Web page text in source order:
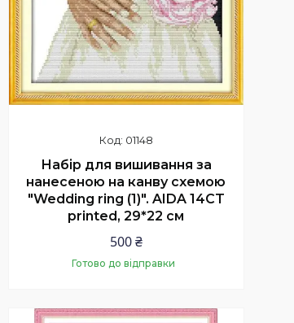
01148
Набір для вишивання за
нанесеною на канву схемою
"Wedding ring (1)". AIDA 14CT
printed, 29*22 см
500 ₴
Готово до відправки
Купити